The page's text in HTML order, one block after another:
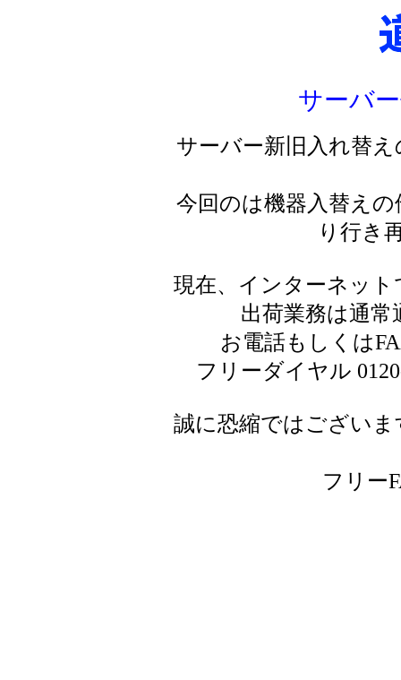
サーバ
サーバー新旧入れ替
今回のは機器入替え
り行き
現在、インターネッ
出荷業務は通
お電話もしくは
フリーダイヤル
誠に恐縮ではござい
フリー